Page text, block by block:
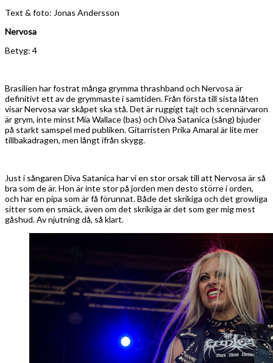
Text & foto: Jonas Andersson
Nervosa
Betyg: 4
Brasilien har fostrat många grymma thrashband och Nervosa är
definitivt ett av de grymmaste i samtiden. Från första till sista låten
visar Nervosa var skåpet ska stå. Det är ruggigt tajt och scennärvaron
är grym, inte minst Mia Wallace (bas) och Diva Satanica (sång) bjuder
på starkt samspel med publiken. Gitarristen Prika Amaral är lite mer
tillbakadragen, men långt ifrån skygg.
Just i sångaren Diva Satanica har vi en stor orsak till att Nervosa är så
bra som de är. Hon är inte stor på jorden men desto större i orden,
och har en pipa som är få förunnat. Både det skrikiga och det growliga
sitter som en smäck, även om det skrikiga är det som ger mig mest
gåshud. Av njutning då, så klart.